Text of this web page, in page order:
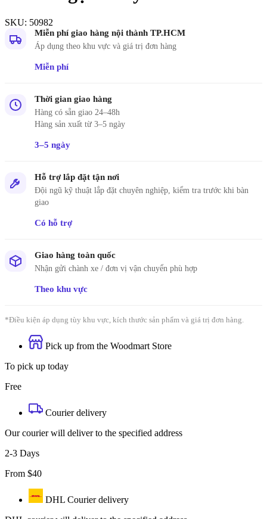
SKU: 50982
Miễn phí giao hàng nội thành TP.HCM
Áp dụng theo khu vực và giá trị đơn hàng
Miễn phí
Thời gian giao hàng
Hàng có sẵn giao 24–48h
Hàng sản xuất từ 3–5 ngày
3–5 ngày
Hỗ trợ lắp đặt tận nơi
Đội ngũ kỹ thuật lắp đặt chuyên nghiệp, kiểm tra trước khi bàn
giao
Có hỗ trợ
Giao hàng toàn quốc
Nhận gửi chành xe / đơn vị vận chuyển phù hợp
Theo khu vực
*Điều kiện áp dụng tùy khu vực, kích thước sản phẩm và giá trị đơn hàng.
Pick up from the Woodmart Store
To pick up today
Free
Courier delivery
Our courier will deliver to the specified address
2-3 Days
From $40
DHL Courier delivery